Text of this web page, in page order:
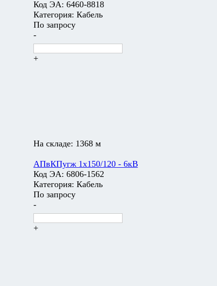
Код ЭА: 6460-8818
Категория: Кабель
По запросу
-
+
На складе: 1368 м
АПвКПугж 1х150/120 - 6кВ
Код ЭА: 6806-1562
Категория: Кабель
По запросу
-
+